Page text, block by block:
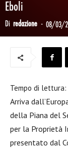
Eboli
Di redazione - 08/03/
Tempo di lettura:
Arriva
della Piana del
per la Proprietà
presentato dal